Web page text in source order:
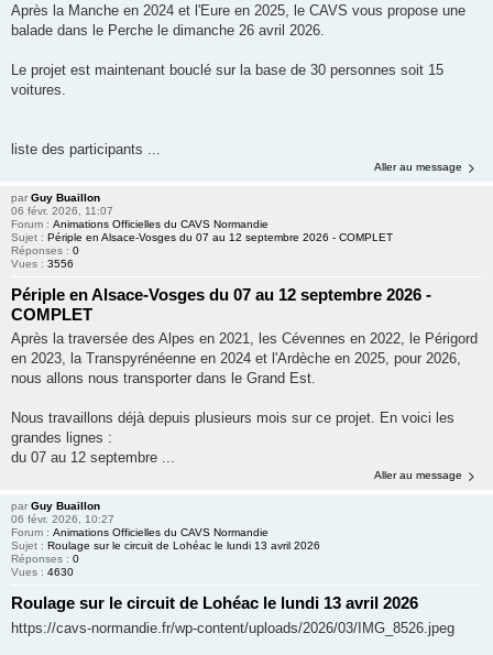
Après la Manche en 2024 et l'Eure en 2025, le CAVS vous propose une
balade dans le Perche le dimanche 26 avril 2026.
Le projet est maintenant bouclé sur la base de 30 personnes soit 15
voitures.
liste des participants ...
Aller au message
par Guy Buaillon
06 févr. 2026, 11:07
Forum : Animations Officielles du CAVS Normandie
Sujet : Périple en Alsace-Vosges du 07 au 12 septembre 2026 - COMPLET
Réponses : 0
Vues : 3556
Périple en Alsace-Vosges du 07 au 12 septembre 2026 -
COMPLET
Après la traversée des Alpes en 2021, les Cévennes en 2022, le Périgord
en 2023, la Transpyrénéenne en 2024 et l'Ardèche en 2025, pour 2026,
nous allons nous transporter dans le Grand Est.
Nous travaillons déjà depuis plusieurs mois sur ce projet. En voici les
grandes lignes :
du 07 au 12 septembre ...
Aller au message
par Guy Buaillon
06 févr. 2026, 10:27
Forum : Animations Officielles du CAVS Normandie
Sujet : Roulage sur le circuit de Lohéac le lundi 13 avril 2026
Réponses : 0
Vues : 4630
Roulage sur le circuit de Lohéac le lundi 13 avril 2026
https://cavs-normandie.fr/wp-content/uploads/2026/03/IMG_8526.jpeg